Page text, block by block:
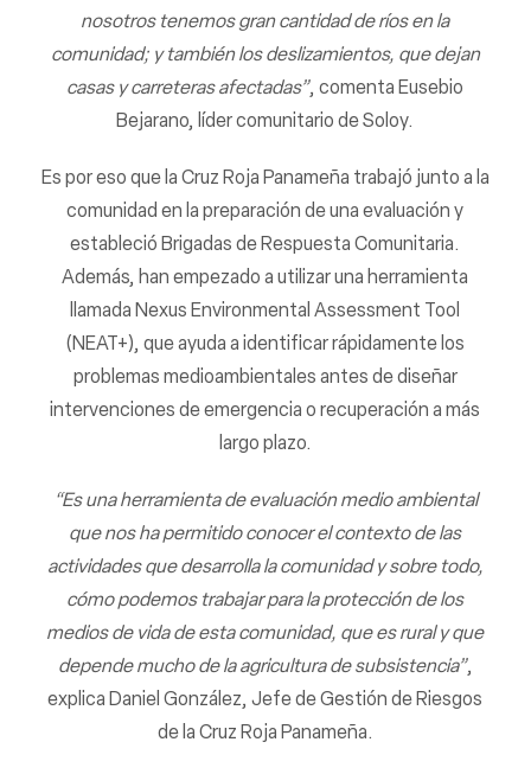
nosotros tenemos gran cantidad de ríos en la
comunidad; y también los deslizamientos, que dejan
casas y carreteras afectadas”, comenta Eusebio
Bejarano, líder comunitario de Soloy.
Es por eso que la Cruz Roja Panameña trabajó junto a la
comunidad en la preparación de una evaluación y
estableció Brigadas de Respuesta Comunitaria.
Además, han empezado a utilizar una herramienta
llamada Nexus Environmental Assessment Tool
(NEAT+), que ayuda a identificar rápidamente los
problemas medioambientales antes de diseñar
intervenciones de emergencia o recuperación a más
largo plazo.
“Es una herramienta de evaluación medio ambiental
que nos ha permitido conocer el contexto de las
actividades que desarrolla la comunidad y sobre todo,
cómo podemos trabajar para la protección de los
medios de vida de esta comunidad, que es rural y que
depende mucho de la agricultura de subsistencia”,
explica Daniel González, Jefe de Gestión de Riesgos
de la Cruz Roja Panameña.